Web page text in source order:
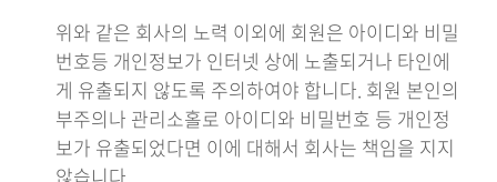
위와 같은 회사의 노력 이외에 회원은 아이디와 비밀
번호등 개인정보가 인터넷 상에 노출되거나 타인에
게 유출되지 않도록 주의하여야 합니다. 회원 본인의
부주의나 관리소홀로 아이디와 비밀번호 등 개인정
보가 유출되었다면 이에 대해서 회사는 책임을 지지
않습니다.